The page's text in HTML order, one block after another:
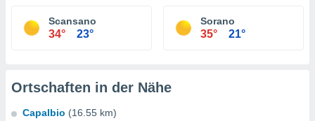
Scansano
34° 23°
Sorano
35° 21°
Ortschaften in der Nähe
Capalbio (16.55 km)